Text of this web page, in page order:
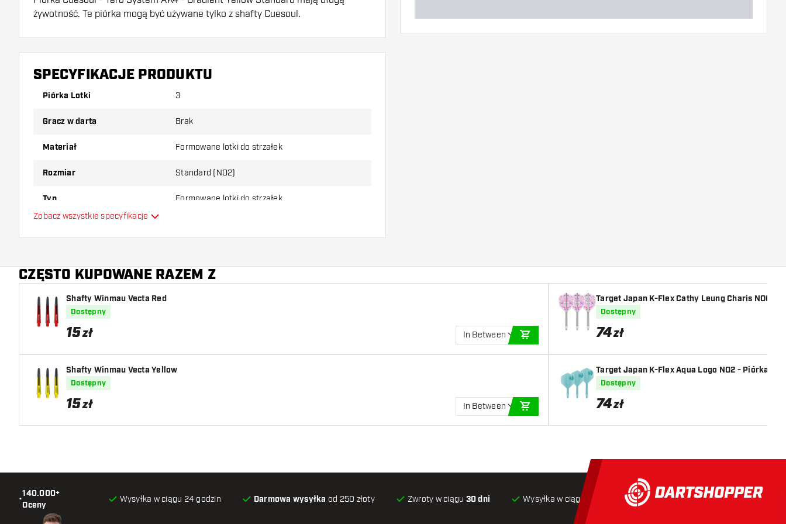
żywotność. Te piórka mogą być używane tylko z shafty Cuesoul.
Upewnij się, że masz pod ręką dużo piórek i shaftów. Mogą one zostać
uszkodzone lub złamane w wyniku użytkowania.
który wariant najbardziej Ci odpowiada!
SPECYFIKACJE PRODUKTU
Piórka Lotki 3
Gracz w darta Brak
Materiał Formowane lotki do strzałek
Rozmiar Standard (NO2)
Typ Formowane lotki do strzałek
Zobacz wszystkie specyfikacje
CZĘSTO KUPOWANE RAZEM Z
Shafty Winmau Vecta Red
Dostępny
15zł In Between
Shafty Winmau Vecta Yellow
Dostępny
15zł In Between
Target Japan K-Flex Cathy Leung Charis NO6
Dostępny
74zł
Target Japan K-Flex Aqua Logo NO2 - Piórka do
Dostępny
74zł
•
140.000+
Oceny
Wysyłka w ciągu 24 godzin Darmowa wysyłka od 250 złoty Zwroty w ciągu 30 dni Wysyłka w ciągu 24 godzin Darmowa wysyłka od 250 złoty